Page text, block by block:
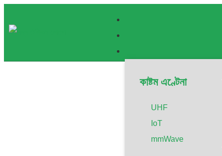
কাষ্টম এণ্টেনা
UHF
IoT
mmWave